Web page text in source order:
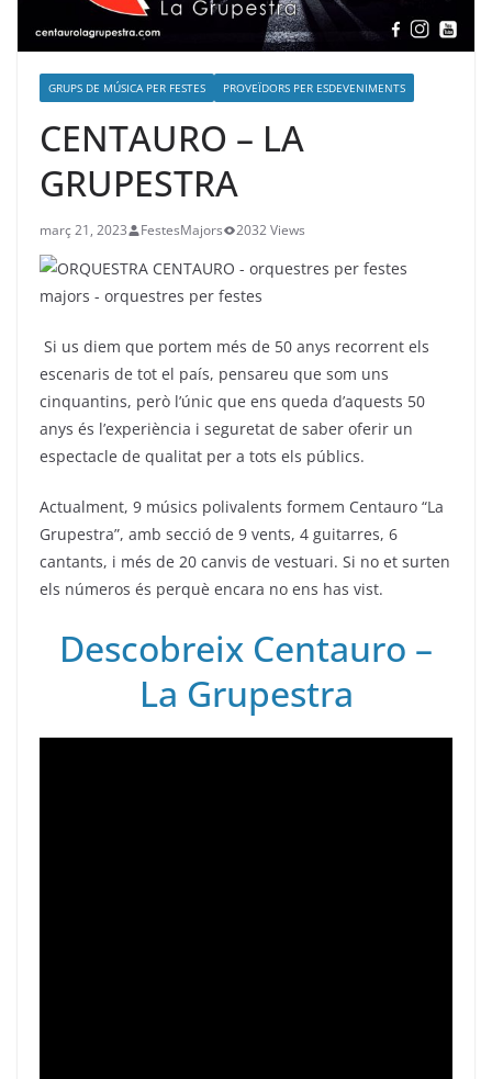
GRUPS DE MÚSICA PER FESTES PROVEÏDORS PER ESDEVENIMENTS
CENTAURO – LA
GRUPESTRA
març 21, 2023 FestesMajors 2032 Views
Si us diem que portem més de 50 anys recorrent els
escenaris de tot el país, pensareu que som uns
cinquantins, però l’únic que ens queda d’aquests 50
anys és l’experiència i seguretat de saber oferir un
espectacle de qualitat per a tots els públics.
Actualment, 9 músics polivalents formem Centauro “La
Grupestra”, amb secció de 9 vents, 4 guitarres, 6
cantants, i més de 20 canvis de vestuari. Si no et surten
els números és perquè encara no ens has vist.
Descobreix Centauro –
La Grupestra